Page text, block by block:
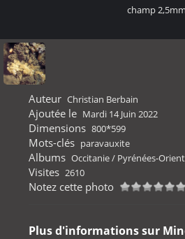
champ 2,5mm
Auteur Christian Berbain
Ajoutée le Mardi 14 Juin 2022
Dimensions 800*599
Mots-clés paravauxite
Albums Occitanie/ Pyrénées-
Visites 2610
Notez cette photo
Plus d'informations sur